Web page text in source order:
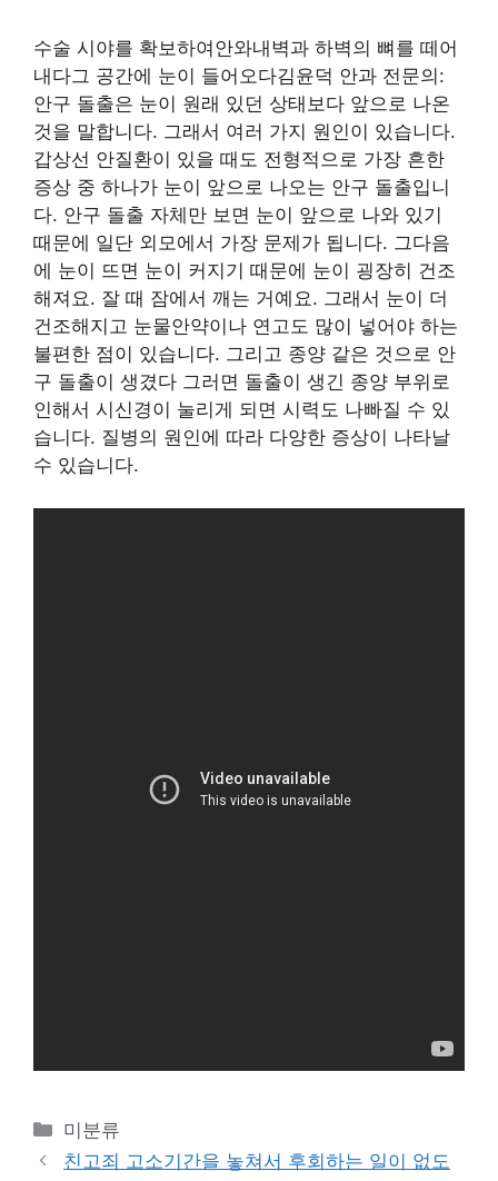
수술 시야를 확보하여안와내벽과 하벽의 뼈를 떼어
내다그 공간에 눈이 들어오다김윤덕 안과 전문의:
안구 돌출은 눈이 원래 있던 상태보다 앞으로 나온
것을 말합니다. 그래서 여러 가지 원인이 있습니다.
갑상선 안질환이 있을 때도 전형적으로 가장 흔한
증상 중 하나가 눈이 앞으로 나오는 안구 돌출입니
다. 안구 돌출 자체만 보면 눈이 앞으로 나와 있기
때문에 일단 외모에서 가장 문제가 됩니다. 그다음
에 눈이 뜨면 눈이 커지기 때문에 눈이 굉장히 건조
해져요. 잘 때 잠에서 깨는 거예요. 그래서 눈이 더
건조해지고 눈물안약이나 연고도 많이 넣어야 하는
불편한 점이 있습니다. 그리고 종양 같은 것으로 안
구 돌출이 생겼다 그러면 돌출이 생긴 종양 부위로
인해서 시신경이 눌리게 되면 시력도 나빠질 수 있
습니다. 질병의 원인에 따라 다양한 증상이 나타날
수 있습니다.
Categories
미분류
친고죄 고소기간을 놓쳐서 후회하는 일이 없도